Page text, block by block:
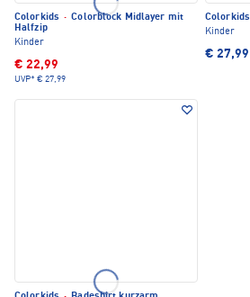
Colorkids · Colorblock Midlayer mit
Halfzip
Kinder
€ 22,99
UVP* € 27,99
Colorkids
Kinder
€ 27,99